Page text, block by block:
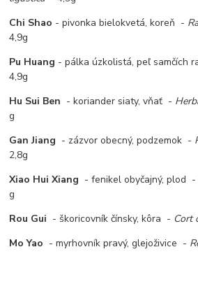
Chi Shao - pivonka bielokvetá, koreň -
4,9g
Pu Huang - pálka úzkolistá, peľ samčích
4,9g
Hu Sui Ben - koriander siaty, vňať -
g
Gan Jiang - zázvor obecný, podzemok -
2,8g
Xiao Hui Xiang - fenikel obyčajný, plod -
g
Rou Gui - škoricovník čínsky, kôra - Cort
Mo Yao - myrhovník pravý, glejoživice -